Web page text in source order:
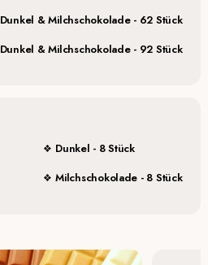
Dunkel & Milchschokolade - 62 Stück
Dunkel & Milchschokolade - 92 Stück
Dunkel - 8 Stück
Milchschokolade - 8 Stück